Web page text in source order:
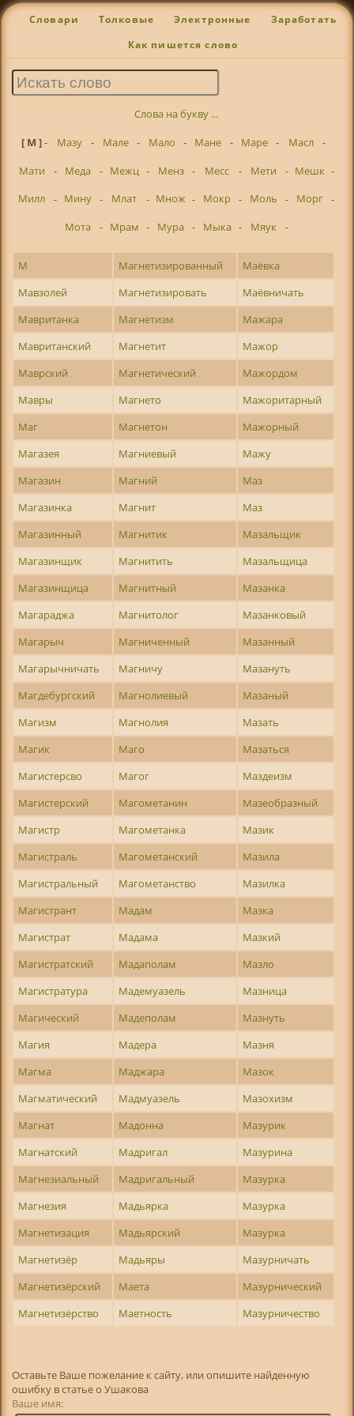
Словари Толковые Электронные Заработать
Как пишется слово
Слова на букву ...
[ М ]- Мазу - Мале - Мало - Мане - Маре - Масл
-
Мати
- Меда - Межц - Менз - Месс - Мети - Мешк -
Милл
- Мину - Млат - Множ - Мокр - Моль - Морг -
Мота
- Мрам - Мура - Мыка - Мяук -
М Магнетизированный
Маёвка
Мавзолей
Магнетизировать
Маёвничать
Мавританка
Магнетизм
Мажара
Мавританский
Магнетит
Мажор
Маврский
Магнетический
Мажордом
Мавры
Магнето
Мажоритарный
Маг
Магнетон
Мажорный
Магазея
Магниевый
Мажу
Магазин
Магний
Маз
Магазинка
Магнит
Маз
Магазинный
Магнитик
Мазальщик
Магазинщик
Магнитить
Мазальщица
Магазинщица
Магнитный
Мазанка
Магараджа
Магнитолог
Мазанковый
Магарыч
Магниченный
Мазанный
Магарычничать
Магничу
Мазануть
Магдебургский
Магнолиевый
Мазаный
Магизм
Магнолия
Мазать
Магик
Маго
Мазаться
Магистерсво
Магог
Маздеизм
Магистерский
Магометанин
Мазеобразный
Магистр
Магометанка
Мазик
Магистраль
Магометанский
Мазила
Магистральный
Магометанство
Мазилка
Магистрант
Мадам
Мазка
Магистрат
Мадама
Мазкий
Магистратский
Мадаполам
Мазло
Магистратура
Мадемуазель
Мазница
Магический
Мадеполам
Мазнуть
Магия
Мадера
Мазня
Магма
Маджара
Мазок
Магматический
Мадмуазель
Мазохизм
Магнат
Мадонна
Мазурик
Магнатский
Мадригал
Мазурина
Магнезиальный
Мадригальный
Мазурка
Магнезия
Мадьярка
Мазурка
Магнетизация
Мадьярский
Мазурка
Магнетизёр
Мадьяры
Мазурничать
Магнетизёрский
Маета
Мазурнический
Магнетизёрство
Маетность Мазурничество
Оставьте Ваше пожелание к сайту, или опишите найденную
ошибку в статье о Ушакова
Ваше имя: